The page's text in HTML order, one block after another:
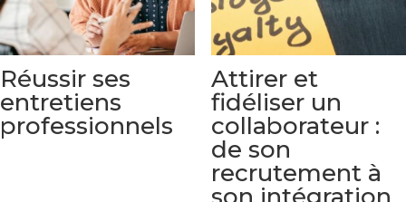
Réussir ses
entretiens
professionnels
Attirer et
fidéliser un
collaborateur :
de son
recrutement à